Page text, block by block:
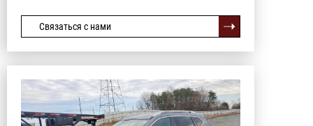
Связаться с нами